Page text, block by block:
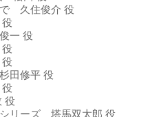
で 久住俊介 役
一 役
田修平 役
役
リーズ 塔馬双太郎 役